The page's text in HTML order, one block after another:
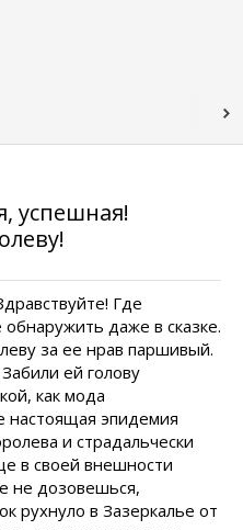
успешная!
Где
даже в сказке.
за ее нрав паршивый.
ей голову
как мода
настоящая эпидемия
и страдальчески
в своей внешности
не дозовешься,
рухнуло в Зазеркалье от